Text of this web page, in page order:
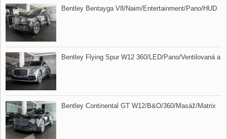
Bentley Bentayga V8/Naim/Entertainment/Pano/HUD
Bentley Flying Spur W12 360/LED/Pano/Ventilovaná a
Bentley Continental GT W12/B&O/360/Masáž/Matrix